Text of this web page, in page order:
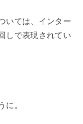
いては、インター
しで表現されてい
に。